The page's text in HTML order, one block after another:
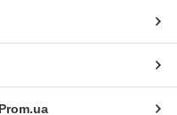
Prom.ua